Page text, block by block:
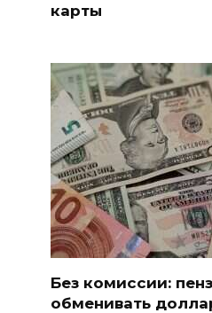
карты
Без комиссии:
обменивать